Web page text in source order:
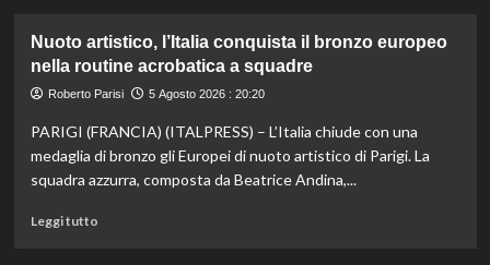
Esordio
ok
per
al
Masters
1000
Nuoto artistico, l’Italia conquista il bronzo europeo
nella routine acrobatica a squadre
Roberto Parisi 5 Agosto 2026 : 20:20
PARIGI (FRANCIA) (ITALPRESS) – L’Italia chiude con una
medaglia di bronzo gli Europei di nuoto artistico di Parigi. La
squadra azzurra, composta da Beatrice Andina,...
Leggi tuttoLeggi